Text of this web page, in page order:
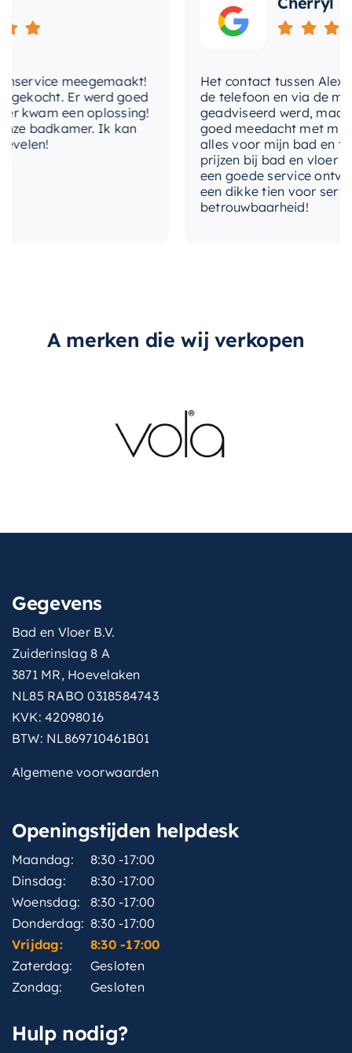
aan stijl en functionaliteit.
meegemaakt!
Er werd goed
een oplossing!
badkamer. Ik kan
Het contact tussen Alex
de telefoon en via de mail,
geadviseerd werd, maar
goed meedacht met mij.
alles voor mijn bad en
prijzen bij bad en vloer
een goede service
een dikke tien voor
betrouwbaarheid!
A merken die wij verkopen
Gegevens
Bad en Vloer B.V.
Zuiderinslag 8 A
3871 MR, Hoevelaken
NL85 RABO 0318584743
KVK: 42098016
BTW: NL869710461B01
Algemene voorwaarden
Openingstijden helpdesk
Maandag:
8:30 -17:00
Dinsdag:
8:30 -17:00
Woensdag:
8:30 -17:00
Donderdag: 8:30 -17:00
Vrijdag:
8:30 -17:00
Zaterdag:
Gesloten
Zondag:
Gesloten
Hulp nodig?